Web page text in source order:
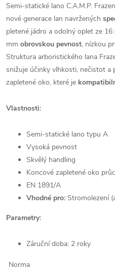
Semi-statické lano C.A.M.P.
nové generace lan navržených
pletené jádro a odolný oplet ze
mm obrovskou pevnost, nízkou
Struktura arboristického lana
snižuje účinky vlhkosti, nečistot a
zapletené oko, které je
Vlastnosti:
Semi-statické lano typu A
Vysoká pevnost
Skvělý handling
Koncové zapletené oko
EN 1891/A
Vhodné pro: Stromolezení
Parametry:
Záruční doba: 2 roky
Norma